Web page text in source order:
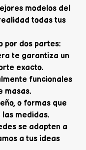
modelos del
todas tus
por dos partes:
te garantiza un
exacto.
funcionales
masas.
o formas que
las medidas.
se adapten a
a tus ideas